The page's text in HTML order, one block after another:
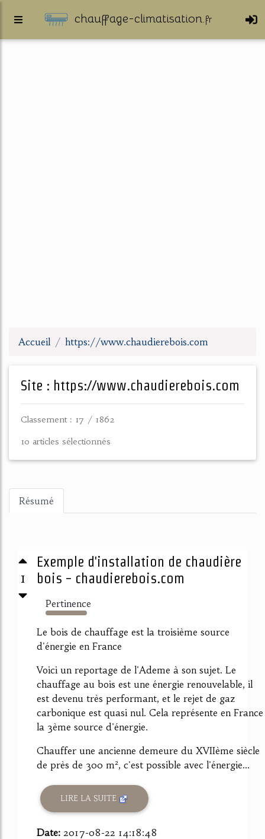
chauffage-climatisation.fr
Accueil https://www.chaudierebois.com
Site : https://www.chaudierebois.com
Classement : 17 / 1862
10 articles sélectionnés
Résumé
1
Exemple d'installation de chaudière
bois - chaudierebois.com
Pertinence
1811%
Le bois de chauffage est la troisième source
d'énergie en France
Voici un reportage de l'Ademe à son sujet. Le
chauffage au bois est une énergie renouvelable, il
est devenu très performant, et le rejet de gaz
carbonique est quasi nul. Cela représente en France
la 3ème source d'énergie.
Chauffer une ancienne demeure du XVIIème siècle
de près de 300 m², c'est possible avec l'énergie...
LIRE LA SUITE
Date: 2017-08-22 14:18:48